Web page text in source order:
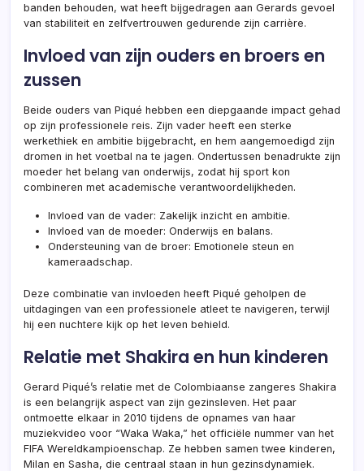
banden behouden, wat heeft bijgedragen aan Gerards gevoel
van stabiliteit en zelfvertrouwen gedurende zijn carrière.
Invloed van zijn ouders en broers en
zussen
Beide ouders van Piqué hebben een diepgaande impact gehad
op zijn professionele reis. Zijn vader heeft een sterke
werkethiek en ambitie bijgebracht, en hem aangemoedigd zijn
dromen in het voetbal na te jagen. Ondertussen benadrukte zijn
moeder het belang van onderwijs, zodat hij sport kon
combineren met academische verantwoordelijkheden.
Invloed van de vader: Zakelijk inzicht en ambitie.
Invloed van de moeder: Onderwijs en balans.
Ondersteuning van de broer: Emotionele steun en
kameraadschap.
Deze combinatie van invloeden heeft Piqué geholpen de
uitdagingen van een professionele atleet te navigeren, terwijl
hij een nuchtere kijk op het leven behield.
Relatie met Shakira en hun kinderen
Gerard Piqué’s relatie met de Colombiaanse zangeres Shakira
is een belangrijk aspect van zijn gezinsleven. Het paar
ontmoette elkaar in 2010 tijdens de opnames van haar
muziekvideo voor “Waka Waka,” het officiële nummer van het
FIFA Wereldkampioenschap. Ze hebben samen twee kinderen,
Milan en Sasha, die centraal staan in hun gezinsdynamiek.